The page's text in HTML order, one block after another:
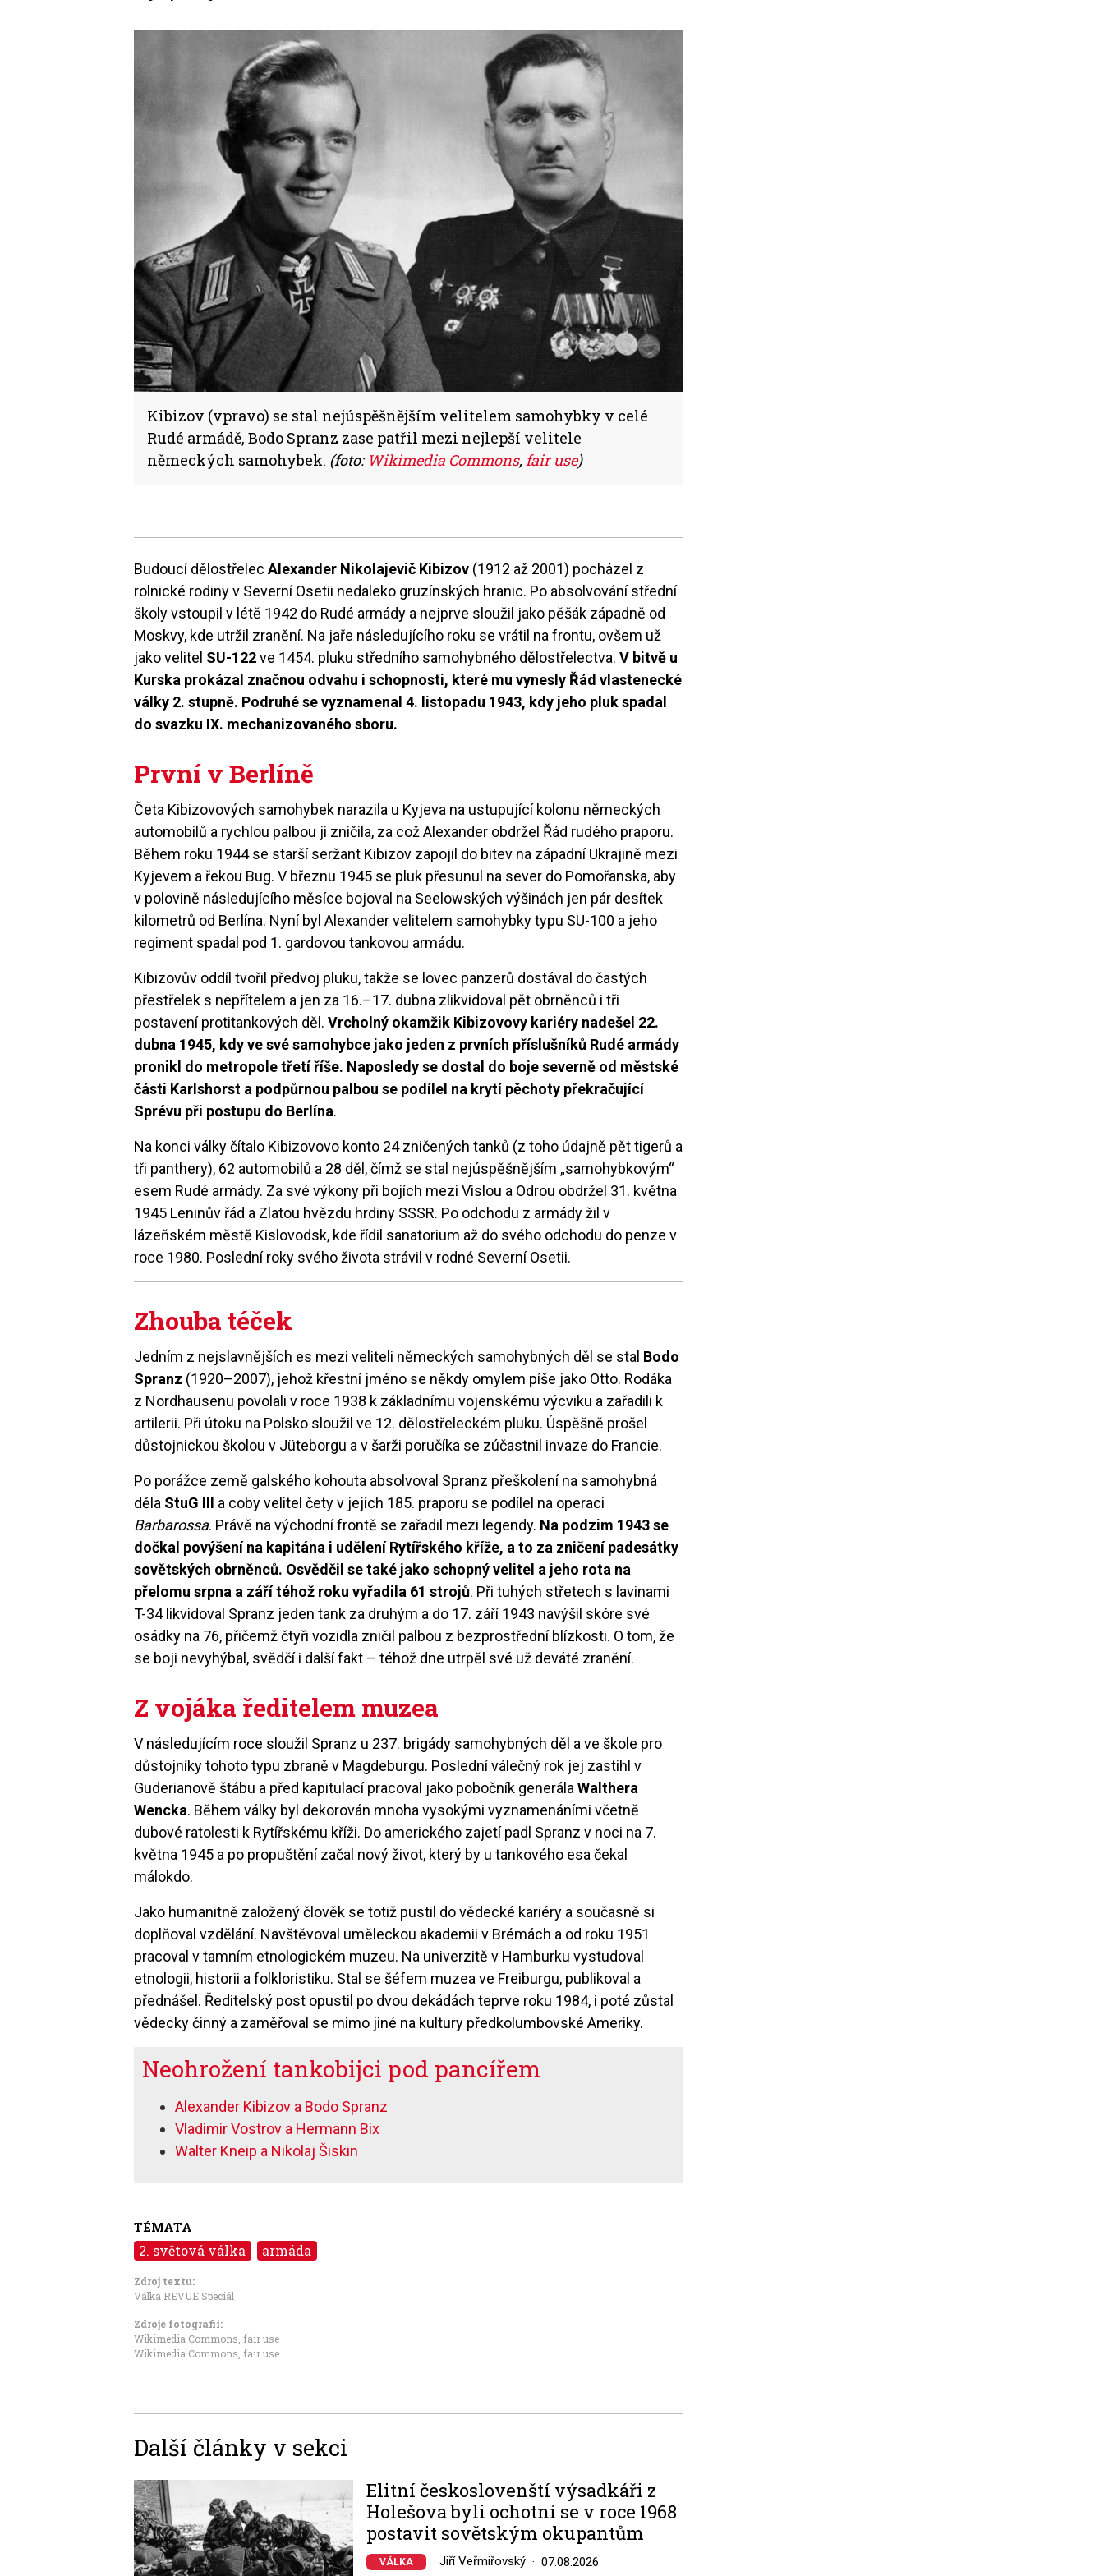
Kibizov (vpravo) se stal nejúspěšnějším velitelem samohybky v celé
Rudé armádě, Bodo Spranz zase patřil mezi nejlepší velitele
německých samohybek. (foto: Wikimedia Commons,fair use)
Budoucí dělostřelecAlexander Nikolajevič Kibizov (1912 až 2001) pocházel z
rolnické rodiny v Severní Osetii nedaleko gruzínských hranic. Po absolvování střední
školy vstoupil v létě 1942 do Rudé armády a nejprve sloužil jako pěšák západně od
Moskvy, kde utržil zranění. Na jaře následujícího roku se vrátil na frontu, ovšem už
jako velitel SU-122ve 1454. pluku středního samohybného dělostřelectva.V bitvě u
Kurska prokázal značnou odvahu i schopnosti, které mu vynesly Řád vlastenecké
války 2. stupně. Podruhé se vyznamenal 4. listopadu 1943, kdy jeho pluk spadal
do svazku IX. mechanizovaného sboru.
První v Berlíně
Četa Kibizovových samohybek narazila u Kyjeva na ustupující kolonu německých
automobilů a rychlou palbou ji zničila, za což Alexander obdržel Řád rudého praporu.
Během roku 1944 se starší seržant Kibizov zapojil do bitev na západní Ukrajině mezi
Kyjevem a řekou Bug. V březnu 1945 se pluk přesunul na sever do Pomořanska, aby
v polovině následujícího měsíce bojoval na Seelowských výšinách jen pár desítek
kilometrů od Berlína. Nyní byl Alexander velitelem samohybky typu SU-100 a jeho
regiment spadal pod 1. gardovou tankovou armádu.
Kibizovův oddíl tvořil předvoj pluku, takže se lovec panzerů dostával do častých
přestřelek s nepřítelem a jen za 16.–17. dubna zlikvidoval pět obrněnců i tři
postavení protitankových děl.Vrcholný okamžik Kibizovovy kariéry nadešel 22.
dubna 1945, kdy ve své samohybce jako jeden z prvních příslušníků Rudé armády
pronikl do metropole třetí říše. Naposledy se dostal do boje severně od městské
části Karlshorst a podpůrnou palbou se podílel na krytí pěchoty překračující
Sprévu při postupu do Berlína.
Na konci války čítalo Kibizovovo konto 24 zničených tanků (z toho údajně pět tigerů a
tři panthery), 62 automobilů a 28 děl, čímž se stal nejúspěšnějším „samohybkovým“
esem Rudé armády. Za své výkony při bojích mezi Vislou a Odrou obdržel 31. května
1945 Leninův řád a Zlatou hvězdu hrdiny SSSR. Po odchodu z armády žil v
lázeňském městě Kislovodsk, kde řídil sanatorium až do svého odchodu do penze v
roce 1980. Poslední roky svého života strávil v rodné Severní Osetii.
Zhouba téček
Jedním z nejslavnějších es mezi veliteli německých samohybných děl se stal Bodo
Spranz (1920–2007), jehož křestní jméno se někdy omylem píše jako Otto. Rodáka
z Nordhausenu povolali v roce 1938 k základnímu vojenskému výcviku a zařadili k
artilerii. Při útoku na Polsko sloužil ve 12. dělostřeleckém pluku. Úspěšně prošel
důstojnickou školou v Jüteborgu a v šarži poručíka se zúčastnil invaze do Francie.
Po porážce země galského kohouta absolvoval Spranz přeškolení na samohybná
děla StuG III a coby velitel čety v jejich 185. praporu se podílel na operaci
Barbarossa. Právě na východní frontě se zařadil mezi legendy. Na podzim 1943 se
dočkal povýšení na kapitána i udělení Rytířského kříže, a to za zničení padesátky
sovětských obrněnců. Osvědčil se také jako schopný velitel a jeho rota na
přelomu srpna a září téhož roku vyřadila 61 strojů. Při tuhých střetech s lavinami
T-34 likvidoval Spranz jeden tank za druhým a do 17. září 1943 navýšil skóre své
osádky na 76, přičemž čtyři vozidla zničil palbou z bezprostřední blízkosti. O tom, že
se boji nevyhýbal, svědčí i další fakt – téhož dne utrpěl své už deváté zranění.
Z vojáka ředitelem muzea
V následujícím roce sloužil Spranz u 237. brigády samohybných děl a ve škole pro
důstojníky tohoto typu zbraně v Magdeburgu. Poslední válečný rok jej zastihl v
Guderianově štábu a před kapitulací pracoval jako pobočník generálaWalthera
Wencka. Během války byl dekorován mnoha vysokými vyznamenáními včetně
dubové ratolesti k Rytířskému kříži. Do amerického zajetí padl Spranz v noci na 7.
května 1945 a po propuštění začal nový život, který by u tankového esa čekal
málokdo.
Jako humanitně založený člověk se totiž pustil do vědecké kariéry a současně si
doplňoval vzdělání. Navštěvoval uměleckou akademii v Brémách a od roku 1951
pracoval v tamním etnologickém muzeu. Na univerzitě v Hamburku vystudoval
etnologii, historii a folkloristiku. Stal se šéfem muzea ve Freiburgu, publikoval a
přednášel. Ředitelský post opustil po dvou dekádách teprve roku 1984, i poté zůstal
vědecky činný a zaměřoval se mimo jiné na kultury předkolumbovské Ameriky.
Neohrožení tankobijci pod pancířem
Alexander Kibizov a Bodo Spranz
Vladimir Vostrov a Hermann Bix
Walter Kneip a Nikolaj Šiskin
TÉMATA
2. světová válka armáda
Zdroj textu:
Válka REVUE Speciál
Zdroje fotografii:
Wikimedia Commons fair use
Wikimedia Commons fair use
Další články v sekci
Image
Elitní českoslovenští výsadkáři z
Holešova byli ochotní se v roce 1968
postavit sovětským okupantům
VÁLKA Jiří Veřmiřovský 07.08.2026